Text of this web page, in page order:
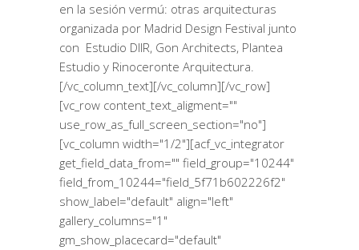
en la sesión vermú: otras arquitecturas
organizada por Madrid Design Festival junto
con Estudio DIIR, Gon Architects, Plantea
Estudio y Rinoceronte Arquitectura.
[/vc_column_text][/vc_column][/vc_row]
[vc_row content_text_aligment=""
use_row_as_full_screen_section="no"]
[vc_column width="1/2"][acf_vc_integrator
get_field_data_from="" field_group="10244"
field_from_10244="field_5f71b602226f2"
show_label="default" align="left"
gallery_columns="1"
gm_show_placecard="default"